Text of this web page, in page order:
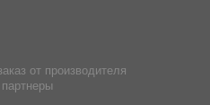
от производителя